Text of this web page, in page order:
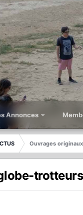
Annonces
Ouvrages
trotteurs